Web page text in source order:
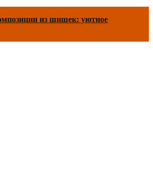
из шишек: уютное